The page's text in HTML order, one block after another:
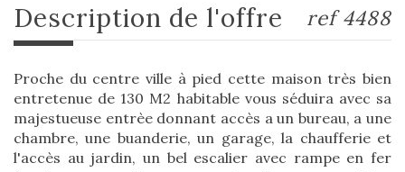
description de l'offre ref 4488
Proche du centre ville à pied cette maison très bien
entretenue de 130 M2 habitable vous séduira avec sa
majestueuse entrèe donnant accès a un bureau, a une
chambre, une buanderie, un garage, la chaufferie et
l'accès au jardin, un bel escalier avec rampe en fer